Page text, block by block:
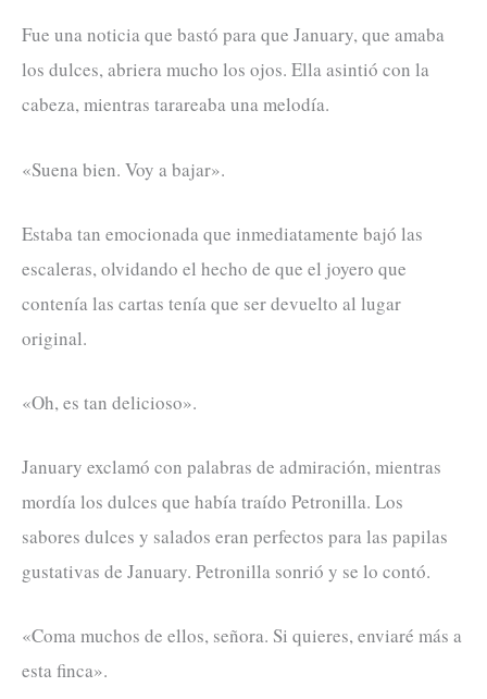
Fue una noticia que bastó para que January, que amaba
los dulces, abriera mucho los ojos. Ella asintió con la
cabeza, mientras tarareaba una melodía.
«Suena bien. Voy a bajar».
Estaba tan emocionada que inmediatamente bajó las
escaleras, olvidando el hecho de que el joyero que
contenía las cartas tenía que ser devuelto al lugar
original.
«Oh, es tan delicioso».
January exclamó con palabras de admiración, mientras
mordía los dulces que había traído Petronilla. Los
sabores dulces y salados eran perfectos para las papilas
gustativas de January. Petronilla sonrió y se lo contó.
«Coma muchos de ellos, señora. Si quieres, enviaré más a
esta finca».